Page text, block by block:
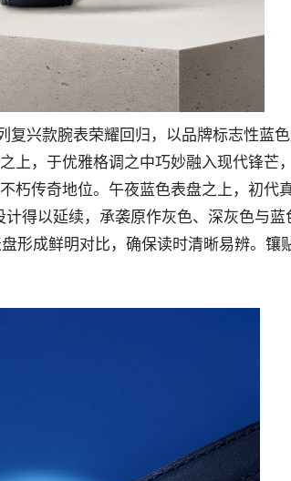
复兴款腕表荣耀回归，以品牌标志性蓝
上，于优雅格调之中巧妙融入现代锋芒
朽传奇地位。午夜蓝色表盘之上，初代
得以延续，承袭原作灰色、深灰色与蓝
形成鲜明对比，确保读时清晰易辨。镶